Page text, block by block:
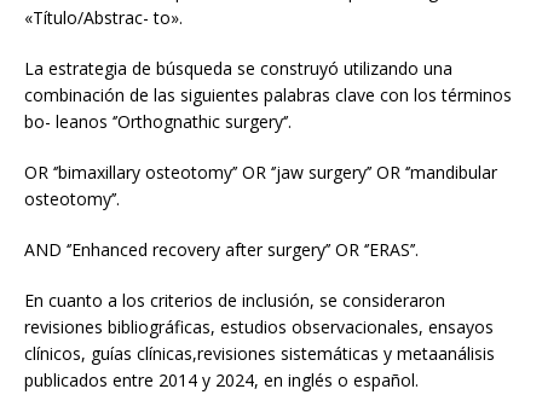
«Título/Abstrac- to».
La estrategia de búsqueda se construyó utilizando una
combinación de las siguientes palabras clave con los términos
bo- leanos ‘’Orthognathic surgery‘’.
OR ‘’bimaxillary osteotomy’’ OR ‘’jaw surgery’’ OR ‘’mandibular
osteotomy’’.
AND ‘’Enhanced recovery after surgery’’ OR ‘’ERAS’’.
En cuanto a los criterios de inclusión, se consideraron
revisiones bibliográficas, estudios observacionales, ensayos
clínicos, guías clínicas,revisiones sistemáticas y metaanálisis
publicados entre 2014 y 2024, en inglés o español.